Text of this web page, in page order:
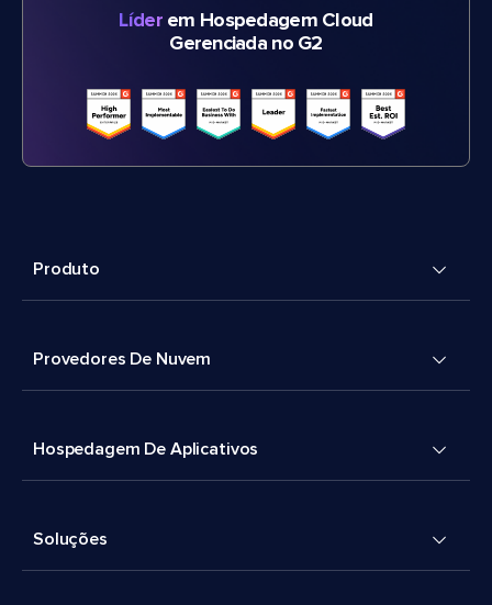
Líderem Hospedagem Cloud
Gerenciada no G2
Produto
Provedores De Nuvem
Hospedagem De Aplicativos
Soluções